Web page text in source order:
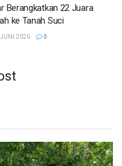
Berangkatkan 22 Juara
ke Tanah Suci
2026 0